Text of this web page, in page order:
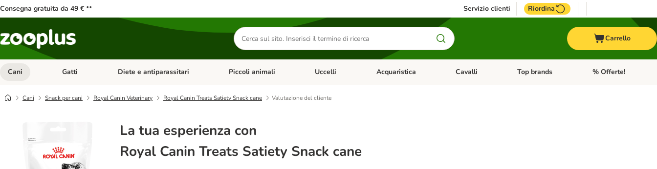
Consegna gratuita da 49 € ** Servizio clienti Riordina
Cerca
prodotti
Carrello
Cani Apri Menu Categoria: Cani
Gatti Apri Menu Categoria: Gatti
Diete e antiparassitari Apri Menu Categoria: Diete e antiparassitari
Piccoli animali Apri Menu Categoria: Piccoli animali
Uccelli Apri Menu Categoria: Uccelli
Acquaristica Apri Menu Categoria: Acquaristica
Cavalli Apri Menu Categoria: Cavalli
Top brands Apri Menu Categoria:
% Offerte!
Cani Snack per cani Royal Canin Veterinary Royal Canin Treats Satiety Snack cane Valutazione del cliente
La tua esperienza con
Royal Canin Treats Satiety Snack cane